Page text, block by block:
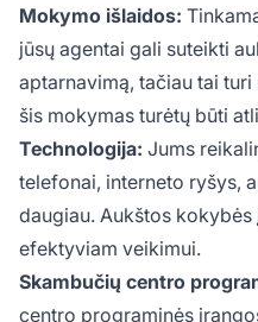
Mokymo išlaidos:
jūsų agentai gali suteikti
aptarnavimą, tačiau tai
šis mokymas turėtų būti
Technologija: Jums
telefonai, interneto ryšys,
daugiau. Aukštos
efektyviam veikimui.
Skambučių centro
centro programinės